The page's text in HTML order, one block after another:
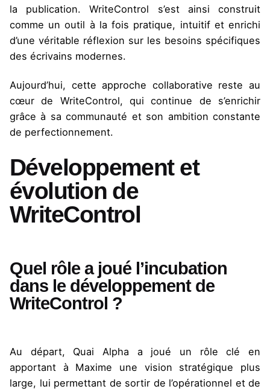
la publication. WriteControl s’est ainsi construit
comme un outil à la fois pratique, intuitif et enrichi
d’une véritable réflexion sur les besoins spécifiques
des écrivains modernes.
Aujourd’hui, cette approche collaborative reste au
cœur de WriteControl, qui continue de s’enrichir
grâce à sa communauté et son ambition constante
de perfectionnement.
Développement et
évolution de
WriteControl
Quel rôle a joué l’incubation
dans le développement de
WriteControl ?
Au départ, Quai Alpha a joué un rôle clé en
apportant à Maxime une vision stratégique plus
large, lui permettant de sortir de l’opérationnel et de